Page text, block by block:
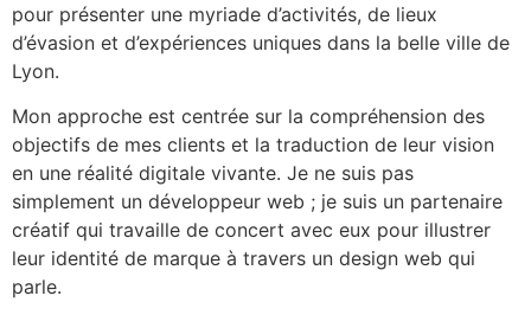
pour présenter une myriade d’activités, de lieux
d’évasion et d’expériences uniques dans la belle ville de
Lyon.
Mon approche est centrée sur la compréhension des
objectifs de mes clients et la traduction de leur vision
en une réalité digitale vivante. Je ne suis pas
simplement un développeur web ; je suis un partenaire
créatif qui travaille de concert avec eux pour illustrer
leur identité de marque à travers un design web qui
parle.